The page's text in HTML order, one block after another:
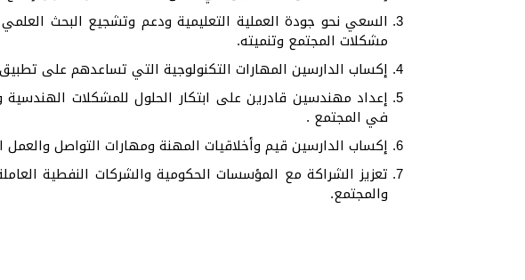
السعي نحو جودة العملية التعليمية ودعم وتشجيع البحث
مشكلات المجتمع وتنميته.
إكساب الدارسين المهارات التكنولوجية التي تساعدهم على
إعداد مهندسين قادرين على ابتكار الحلول للمشكلات الهندسية
في المجتمع .
إكساب الدارسين قيم وأخلاقيات المهنة ومهارات التواصل والعمل
تعزيز الشراكة مع المؤسسات الحكومية والشركات النفطية
والمجتمع.